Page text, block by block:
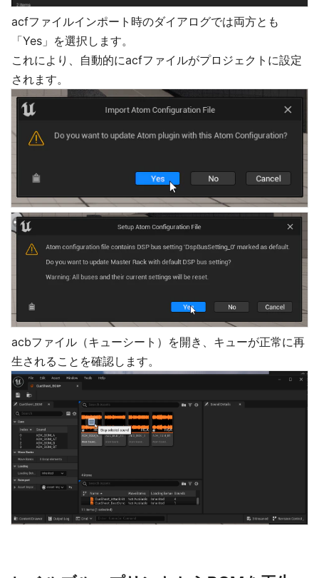
acfファイルインポート時のダイアログでは両方とも
「Yes」を選択します。
これにより、自動的にacfファイルがプロジェクトに設定
されます。
acbファイル（キューシート）を開き、キューが正常に再
生されることを確認します。